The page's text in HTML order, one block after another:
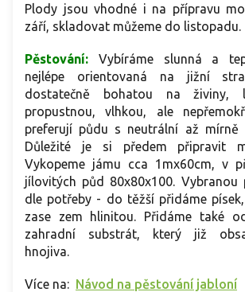
Plody jsou vhodné i na přípravu
září, skladovat můžeme do listopadu.
Pěstování: Vybíráme slunná a
nejlépe orientovaná na jižní
dostatečně bohatou na živiny,
propustnou, vlhkou, ale
preferují půdu s neutrální až mírně
Důležité je si předem připravit
Vykopeme jámu cca 1mx60cm, v
jílovitých půd 80x80x100. Vybranou
dle potřeby - do těžší přidáme
zase zem hlinitou. Přidáme také
zahradní substrát, který již
hnojiva.
Více na: Návod na pěstování jabloní